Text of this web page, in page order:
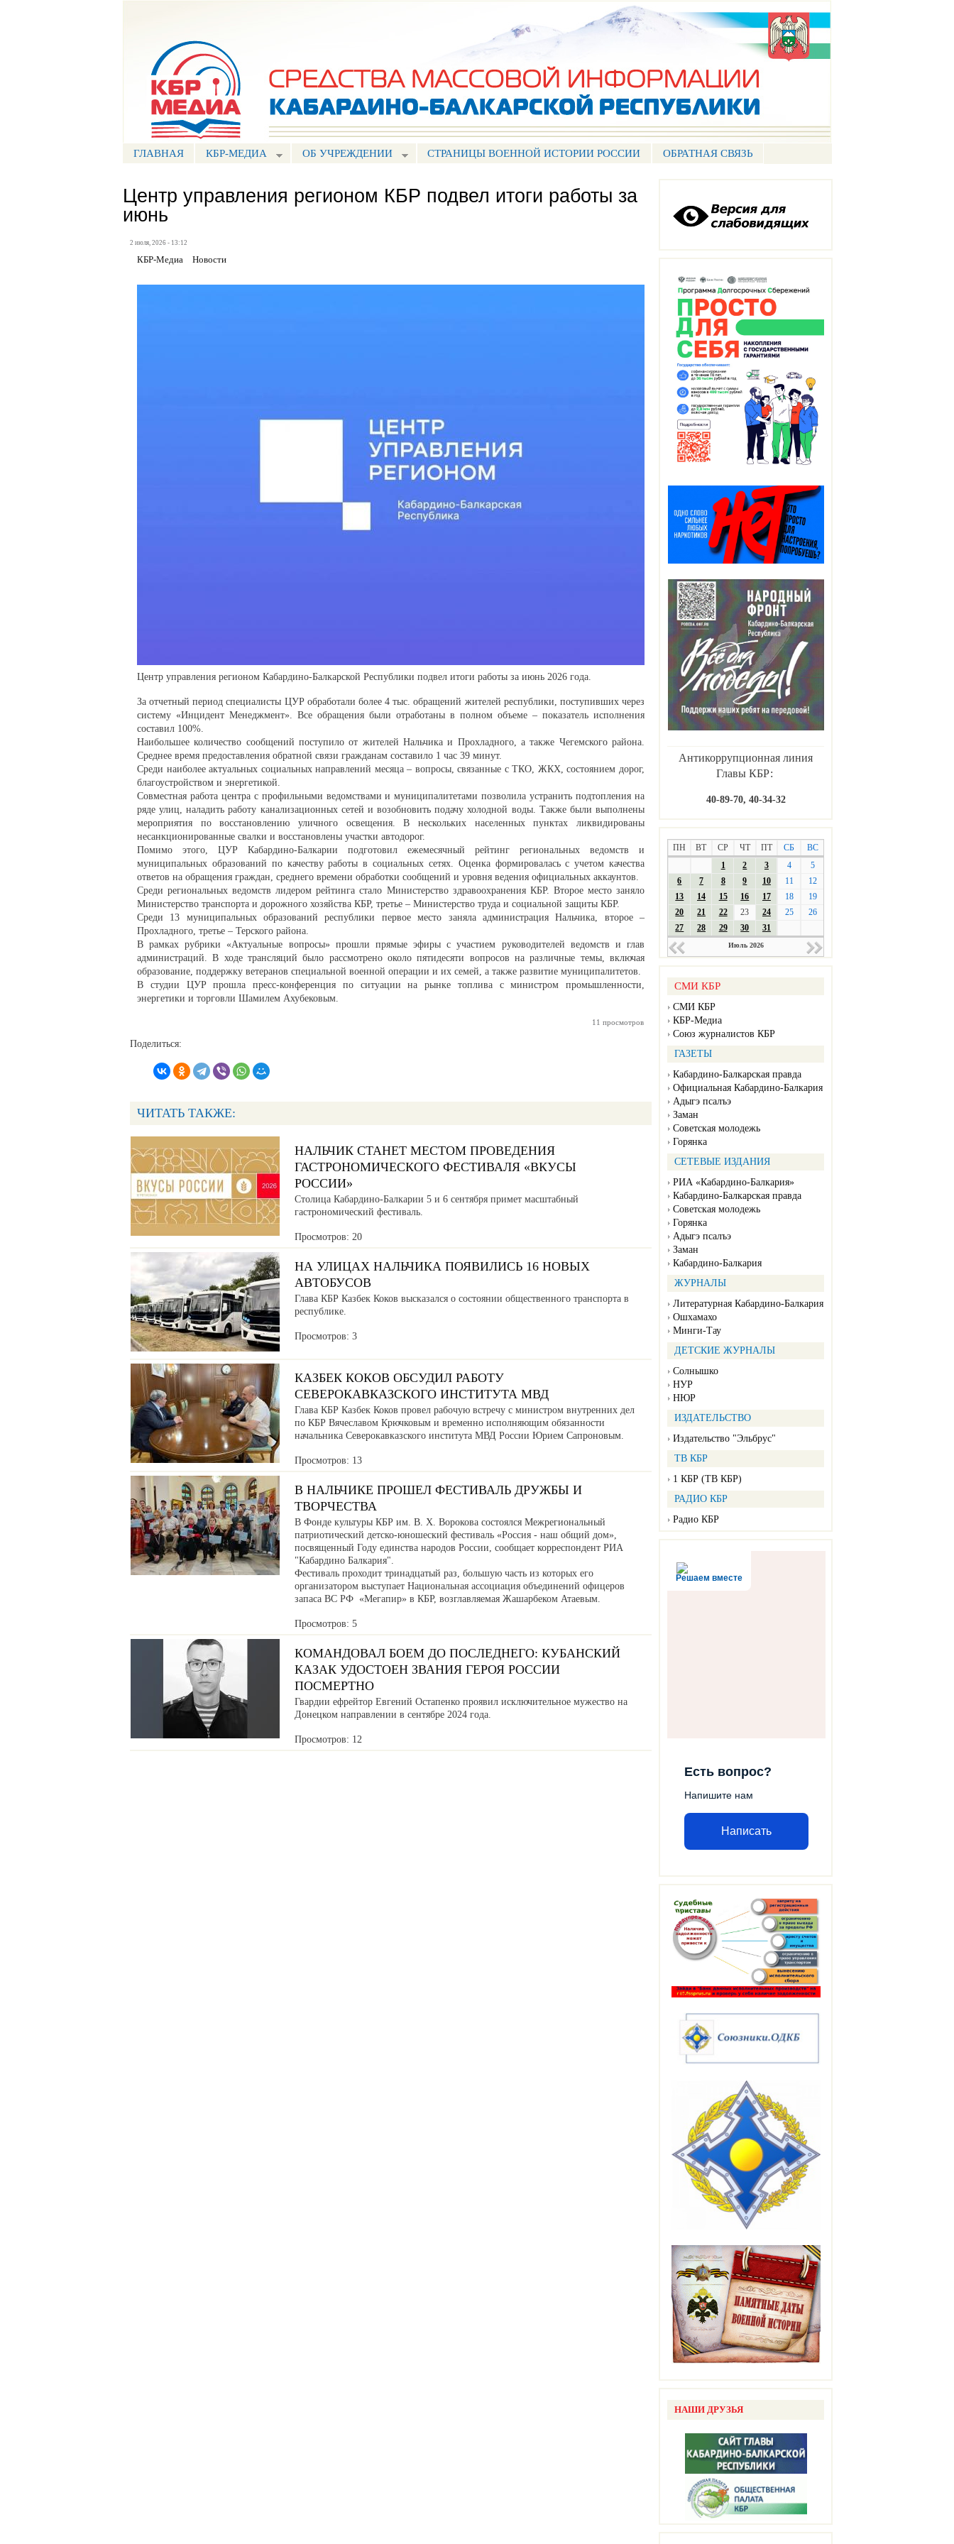
ГЛАВНАЯ КБР-МЕДИА ОБ УЧРЕЖДЕНИИ СТРАНИЦЫ ВОЕННОЙ ИСТОРИИ РОССИИ ОБРАТНАЯ СВЯЗЬ
Антикоррупционная линия
Главы КБР:
40-89-70, 40-34-32
ПН ВТ СР ЧТ ПТ СБ
ВС
1
2 3 4
5
6
7 8 9 10 11
12
13
14 15 16 17 18
19
20
21 22 23 24 25
26
27
28 29 30 31
Июль 2026
СМИ КБР
СМИ КБР
КБР-Медиа
Союз журналистов КБР
ГАЗЕТЫ
Кабардино-Балкарская правда
Официальная Кабардино-Балкария
Адыгэ псалъэ
Заман
Советская молодежь
Горянка
СЕТЕВЫЕ ИЗДАНИЯ
РИА «Кабардино-Балкария»
Кабардино-Балкарская правда
Советская молодежь
Горянка
Адыгэ псалъэ
Заман
Кабардино-Балкария
ЖУРНАЛЫ
Литературная Кабардино-Балкария
Ошхамахо
Минги-Тау
ДЕТСКИЕ ЖУРНАЛЫ
Солнышко
НУР
НЮР
ИЗДАТЕЛЬСТВО
Издательство "Эльбрус"
ТВ КБР
1 КБР (ТВ КБР)
РАДИО КБР
Радио КБР
Решаем вместе
Есть вопрос?
Напишите нам
Написать
НАШИ ДРУЗЬЯ
Центр управления регионом КБР подвел итоги работы за
июнь
2 июля, 2026 - 13:12
КБР-Медиа Новости
Центр управления регионом Кабардино-Балкарской Республики подвел итоги работы за июнь 2026 года.
За отчетный период специалисты ЦУР обработали более 4 тыс. обращений жителей республики, поступивших через
систему «Инцидент Менеджмент». Все обращения были отработаны в полном объеме – показатель исполнения
составил 100%.
Наибольшее количество сообщений поступило от жителей Нальчика и Прохладного, а также Чегемского района.
Среднее время предоставления обратной связи гражданам составило 1 час 39 минут.
Среди наиболее актуальных социальных направлений месяца – вопросы, связанные с ТКО, ЖКХ, состоянием дорог,
благоустройством и энергетикой.
Совместная работа центра с профильными ведомствами и муниципалитетами позволила устранить подтопления на
ряде улиц, наладить работу канализационных сетей и возобновить подачу холодной воды. Также были выполнены
мероприятия по восстановлению уличного освещения. В нескольких населенных пунктах ликвидированы
несанкционированные свалки и восстановлены участки автодорог.
Помимо этого, ЦУР Кабардино-Балкарии подготовил ежемесячный рейтинг региональных ведомств и
муниципальных образований по качеству работы в социальных сетях. Оценка формировалась с учетом качества
ответов на обращения граждан, среднего времени обработки сообщений и уровня ведения официальных аккаунтов.
Среди региональных ведомств лидером рейтинга стало Министерство здравоохранения КБР. Второе место заняло
Министерство транспорта и дорожного хозяйства КБР, третье – Министерство труда и социальной защиты КБР.
Среди 13 муниципальных образований республики первое место заняла администрация Нальчика, второе –
Прохладного, третье – Терского района.
В рамках рубрики «Актуальные вопросы» прошли прямые эфиры с участием руководителей ведомств и глав
администраций. В ходе трансляций было рассмотрено около пятидесяти вопросов на различные темы, включая
образование, поддержку ветеранов специальной военной операции и их семей, а также развитие муниципалитетов.
В студии ЦУР прошла пресс-конференция по ситуации на рынке топлива с министром промышленности,
энергетики и торговли Шамилем Ахубековым.
11 просмотров
Поделиться:
ЧИТАТЬ ТАКЖЕ:
НАЛЬЧИК СТАНЕТ МЕСТОМ ПРОВЕДЕНИЯ
ГАСТРОНОМИЧЕСКОГО ФЕСТИВАЛЯ «ВКУСЫ
РОССИИ»
Столица Кабардино-Балкарии 5 и 6 сентября примет масштабный
гастрономический фестиваль.
Просмотров: 20
НА УЛИЦАХ НАЛЬЧИКА ПОЯВИЛИСЬ 16 НОВЫХ
АВТОБУСОВ
Глава КБР Казбек Коков высказался о состоянии общественного транспорта в
республике.
Просмотров: 3
КАЗБЕК КОКОВ ОБСУДИЛ РАБОТУ
СЕВЕРОКАВКАЗСКОГО ИНСТИТУТА МВД
Глава КБР Казбек Коков провел рабочую встречу с министром внутренних дел
по КБР Вячеславом Крючковым и временно исполняющим обязанности
начальника Северокавказского института МВД России Юрием Сапроновым.
Просмотров: 13
В НАЛЬЧИКЕ ПРОШЕЛ ФЕСТИВАЛЬ ДРУЖБЫ И
ТВОРЧЕСТВА
В Фонде культуры КБР им. В. Х. Ворокова состоялся Межрегиональный
патриотический детско-юношеский фестиваль «Россия - наш общий дом»,
посвященный Году единства народов России, сообщает корреспондент РИА
"Кабардино Балкария".
Фестиваль проходит тринадцатый раз, большую часть из которых его
организатором выступает Национальная ассоциация объединений офицеров
запаса ВС РФ «Мегапир» в КБР, возглавляемая Жашарбеком Атаевым.
Просмотров: 5
КОМАНДОВАЛ БОЕМ ДО ПОСЛЕДНЕГО: КУБАНСКИЙ
КАЗАК УДОСТОЕН ЗВАНИЯ ГЕРОЯ РОССИИ
ПОСМЕРТНО
Гвардии ефрейтор Евгений Остапенко проявил исключительное мужество на
Донецком направлении в сентябре 2024 года.
Просмотров: 12